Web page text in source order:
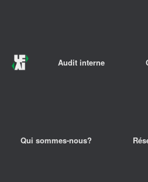
Audit interne
Qui sommes-nous?